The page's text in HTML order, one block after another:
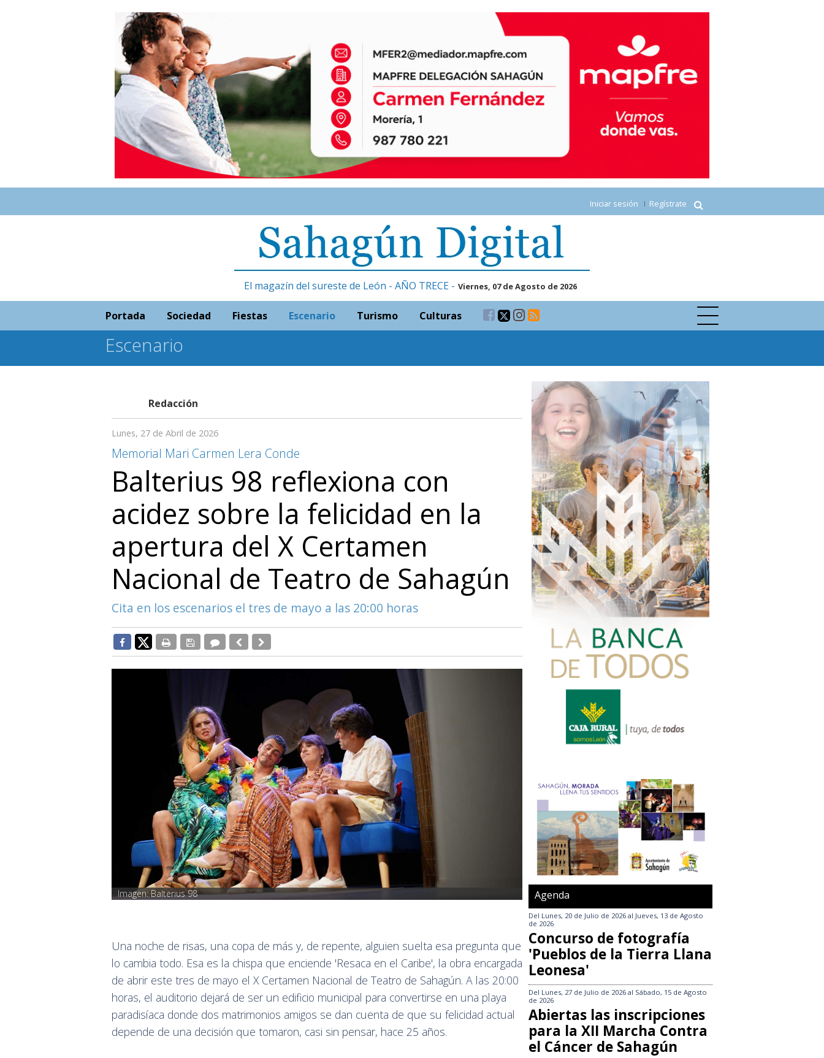
Iniciar sesión Regístrate
El magazín del sureste de León - AÑO TRECE - Viernes, 07 de Agosto de 2026
Portada Sociedad Fiestas Escenario Turismo Culturas
Escenario
Redacción
Lunes, 27 de Abril de 2026
Memorial Mari Carmen Lera Conde
Balterius 98 reflexiona con
acidez sobre la felicidad en la
apertura del X Certamen
Nacional de Teatro de Sahagún
Cita en los escenarios el tres de mayo a las 20:00 horas
Imagen: Balterius 98
Una noche de risas, una copa de más y, de repente, alguien suelta esa pregunta que
lo cambia todo. Esa es la chispa que enciende 'Resaca en el Caribe', la obra encargada
de abrir este tres de mayo el X Certamen Nacional de Teatro de Sahagún. A las 20:00
horas, el auditorio dejará de ser un edificio municipal para convertirse en una playa
paradisíaca donde dos matrimonios amigos se dan cuenta de que su felicidad actual
depende de una decisión que tomaron, casi sin pensar, hace 25 años.
Agenda
Del Lunes, 20 de Julio de 2026 al Jueves, 13 de Agosto
de 2026
Concurso de fotografía
'Pueblos de la Tierra Llana
Leonesa'
Del Lunes, 27 de Julio de 2026 al Sábado, 15 de Agosto
de 2026
Abiertas las inscripciones
para la XII Marcha Contra
el Cáncer de Sahagún